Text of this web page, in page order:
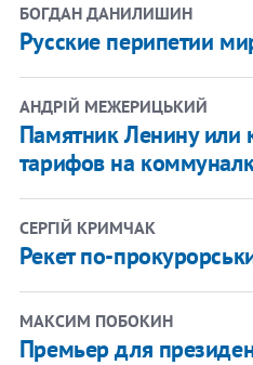
БОГДАН ДАНИЛИШИН
Русские перипетии
АНДРІЙ МЕЖЕРИЦЬКИЙ
Памятник Ленину или
тарифов на
СЕРГІЙ КРИМЧАК
Рекет по-
МАКСИМ ПОБОКИН
Премьер для